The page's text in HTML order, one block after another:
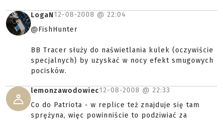
LogaN12-08-2008 @ 22:04
@FishHunter
BB Tracer służy do naświetlania kulek (oczywiście
specjalnych) by uzyskać w nocy efekt smugowych
pocisków.
lemonzawodowiec12-08-2008 @ 22:33
Co do Patriota - w replice też znajduje się tam
sprężyna, więc powinniście to podziwiać za